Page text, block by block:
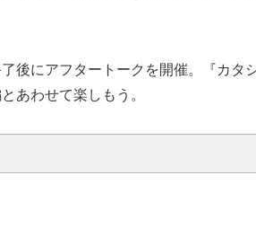
後にアフタートークを開催。『カタ
あわせて楽しもう。